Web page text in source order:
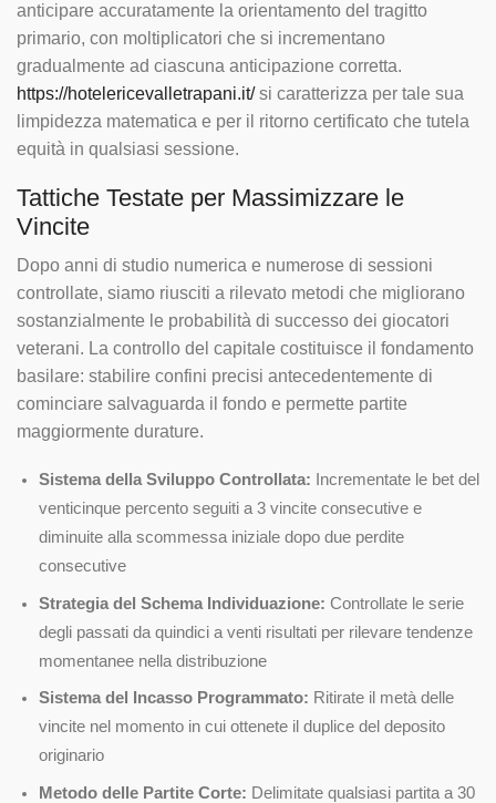
anticipare accuratamente la orientamento del tragitto
primario, con moltiplicatori che si incrementano
gradualmente ad ciascuna anticipazione corretta.
https://hotelericevalletrapani.it/si caratterizza per tale sua
limpidezza matematica e per il ritorno certificato che tutela
equità in qualsiasi sessione.
Tattiche Testate per Massimizzare le
Vincite
Dopo anni di studio numerica e numerose di sessioni
controllate, siamo riusciti a rilevato metodi che migliorano
sostanzialmente le probabilità di successo dei giocatori
veterani. La controllo del capitale costituisce il fondamento
basilare: stabilire confini precisi antecedentemente di
cominciare salvaguarda il fondo e permette partite
maggiormente durature.
Sistema della Sviluppo Controllata: Incrementate le bet del
venticinque percento seguiti a 3 vincite consecutive e
diminuite alla scommessa iniziale dopo due perdite
consecutive
Strategia del Schema Individuazione: Controllate le serie
degli passati da quindici a venti risultati per rilevare tendenze
momentanee nella distribuzione
Sistema del Incasso Programmato: Ritirate il metà delle
vincite nel momento in cui ottenete il duplice del deposito
originario
Metodo delle Partite Corte: Delimitate qualsiasi partita a 30